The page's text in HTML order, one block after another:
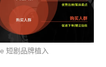
短剧品牌植入